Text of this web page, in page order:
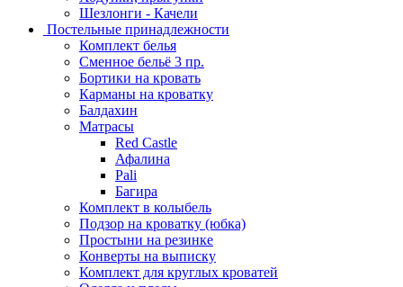
Шезлонги - Качели
Постельные принадлежности
Комплект белья
Сменное бельё 3 пр.
Бортики на кровать
Карманы на кроватку
Балдахин
Матрасы
Red Castle
Афалина
Pali
Багира
Комплект в колыбель
Подзор на кроватку (юбка)
Простыни на резинке
Конверты на выписку
Комплект для круглых кроватей